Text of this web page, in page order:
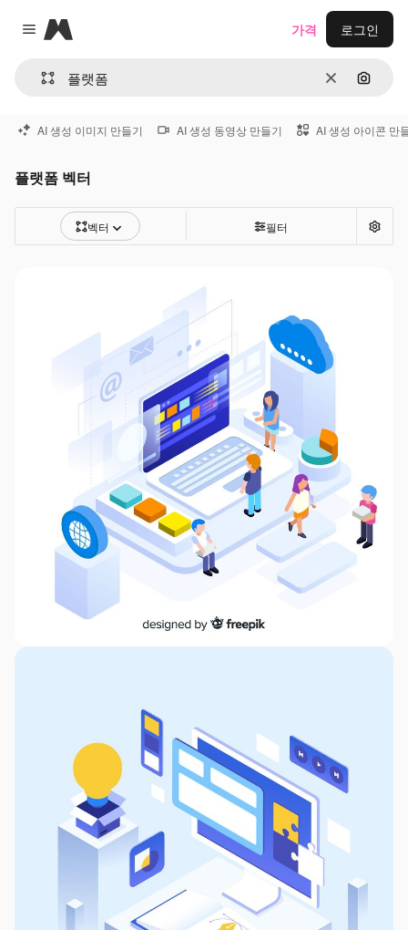
Close menu
Magnific
지우기이미지
가격 로그인
AI 생성 이미지 만들기 AI 생성 동영상 만들기 AI 생성 아이콘 만
플랫폼 벡터
벡터 필터